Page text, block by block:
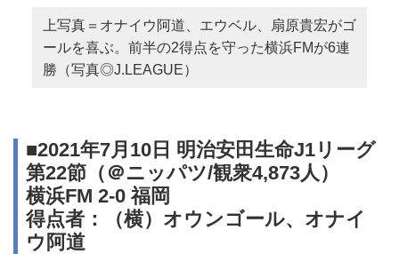
上写真＝オナイウ阿道、エウベル、扇原貴宏がゴ
ールを喜ぶ。前半の2得点を守った横浜FMが6連
勝（写真◎J.LEAGUE）
■2021年7月10日 明治安田生命J1リーグ
第22節（＠ニッパツ/観衆4,873人）
横浜FM 2-0 福岡
得点者：（横）オウンゴール、オナイ
ウ阿道